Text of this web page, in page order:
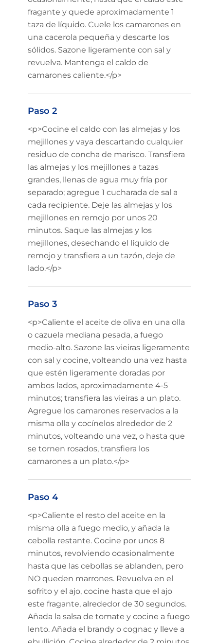
fragante y quede aproximadamente 1
taza de líquido. Cuele los camarones en
una cacerola pequeña y descarte los
sólidos. Sazone ligeramente con sal y
revuelva. Mantenga el caldo de
camarones caliente.</p>
Paso 2
<p>Cocine el caldo con las almejas y los
mejillones y vaya descartando cualquier
residuo de concha de marisco. Transfiera
las almejas y los mejillones a tazas
grandes, llenas de agua muy fría por
separado; agregue 1 cucharada de sal a
cada recipiente. Deje las almejas y los
mejillones en remojo por unos 20
minutos. Saque las almejas y los
mejillones, desechando el líquido de
remojo y transfiera a un tazón, deje de
lado.</p>
Paso 3
<p>Caliente el aceite de oliva en una olla
o cazuela mediana pesada, a fuego
medio-alto. Sazone las vieiras ligeramente
con sal y cocine, volteando una vez hasta
que estén ligeramente doradas por
ambos lados, aproximadamente 4-5
minutos; transfiera las vieiras a un plato.
Agregue los camarones reservados a la
misma olla y cocínelos alrededor de 2
minutos, volteando una vez, o hasta que
se tornen rosados, transfiera los
camarones a un plato.</p>
Paso 4
<p>Caliente el resto del aceite en la
misma olla a fuego medio, y añada la
cebolla restante. Cocine por unos 8
minutos, revolviendo ocasionalmente
hasta que las cebollas se ablanden, pero
NO queden marrones. Revuelva en el
sofrito y el ajo, cocine hasta que el ajo
este fragante, alrededor de 30 segundos.
Añada la salsa de tomate y cocine a fuego
lento. Añada el brandy o cognac y lleve a